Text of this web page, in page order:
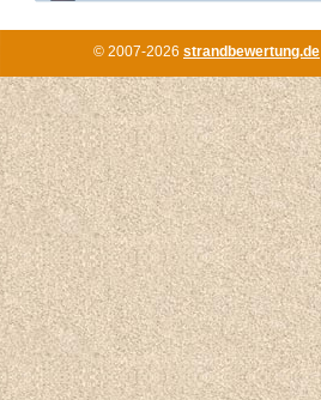
© 2007-2026 strandbewertung.de